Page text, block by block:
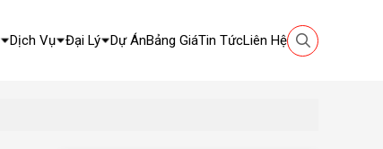
Dịch Vụ Đại Lý Dự ÁnBảng GiáTin TứcLiên Hệ